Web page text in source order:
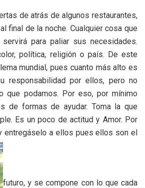
de atrás de algunos restaurantes,
final de la noche. Cualquier cosa que
para paliar sus necesidades.
política, religión o país. De este
mundial, pues cuanto más alto es
responsabilidad por ellos, pero no
que podamos. Por eso, por mínimo
de formas de ayudar. Toma la que
Es un poco de actitud y Amor. Por
entregáselo a ellos pues ellos son el
futuro, y se compone con lo que cada